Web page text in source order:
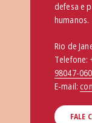
defesa e
humanos.
Rio de
Telefone:
98047-
E-mail:
FALE